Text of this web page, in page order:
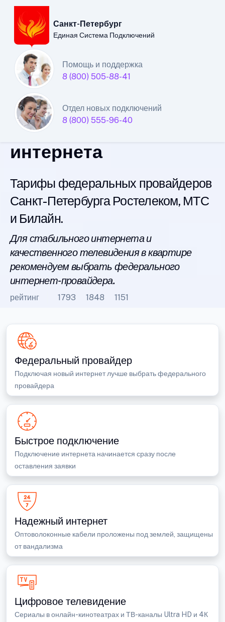
Санкт-Петербург
Единая Система Подключений
Помощь и поддержка
8 (800) 505-88-41
Отдел новых подключений
8 (800) 555-96-40
Санкт-Петербургский
филиал
Единой Системы
Подключений
интернета
Тарифы федеральных провайдеров
Санкт-Петербурга Ростелеком, МТС
и Билайн.
Для стабильного интернета и
качественного телевидения в квартире
рекомендуем выбрать федерального
интернет-провайдера.
рейтинг 1793 1848 1151
Федеральный провайдер
Подключая новый интернет лучше выбрать федерального
провайдера
Быстрое подключение
Подключение интернета начинается сразу после
оставления заявки
Надежный интернет
Оптоволоконные кабели проложены под землей, защищены
от вандализма
Цифровое телевидение
Сериалы в онлайн-кинотеатрах и ТВ-каналы Ultra HD и 4К